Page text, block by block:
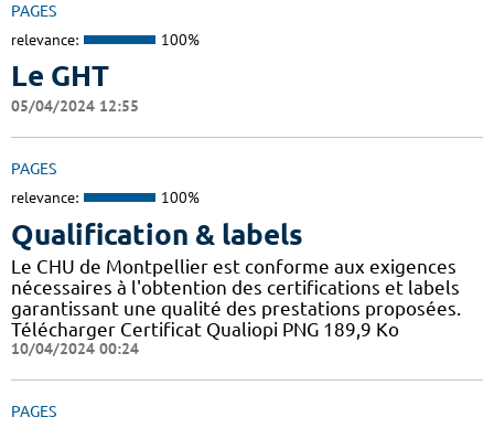
PAGES
relevance: 100%
Le GHT
05/04/2024 12:55
PAGES
relevance: 100%
Qualification & labels
Le CHU de Montpellier est conforme aux exigences
nécessaires à l'obtention des certifications et labels
garantissant une qualité des prestations proposées.
Télécharger Certificat Qualiopi PNG 189,9 Ko
10/04/2024 00:24
PAGES